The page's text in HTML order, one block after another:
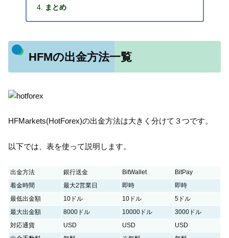
まとめ
HFMの出金方法一覧
HFMarkets(HotForex)の出金方法は大きく分けて３つです。
以下では、表を使って説明します。
出金方法 銀行送金 BitWallet
BitPay
着金時間
最大2営業日 即時
即時
最低出金額
10ドル 10ドル
5ドル
最大出金額
8000ドル 10000ドル
3000ドル
対応通貨
USD USD
USD